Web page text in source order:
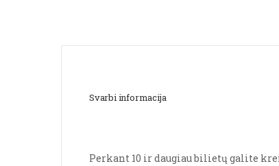
Svarbi informacija
Perkant 10 ir daugiau bilietų galite